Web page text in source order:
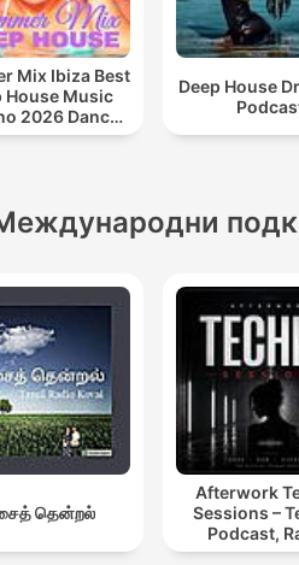
Mix Ibiza Best
House Music
2026 Dance
Out Lounge
Deep House
தென்றல்
Afterwork
Sessions –
Podcast,
Hypnotic